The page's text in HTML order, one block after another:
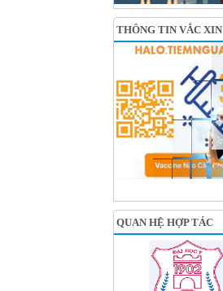
THÔNG TIN VẮC XIN
QUAN HỆ HỢP TÁC